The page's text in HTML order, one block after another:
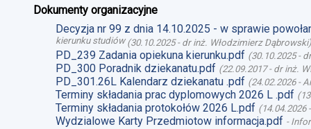
Dokumenty organizacyjne
Decyzja nr 99 z dnia 14.10.2025 - w sprawie
kierunku studiów(30.10.2025- dr inż. Włodzimierz Dąbrowski)
PD_239 Zadania opiekuna kierunku.pdf (30.10.2025-
PD_300 Poradnik dziekanatu.pdf (22.09.2017- dr inż.
PD_301.26L Kalendarz dziekanatu .pdf (24.02.2026-
Terminy składania prac dyplomowych 2026 L .pdf (
Terminy składania protokołów 2026 L.pdf (14.04.2026
Wydzialowe Karty Przedmiotow informacja.pdf -